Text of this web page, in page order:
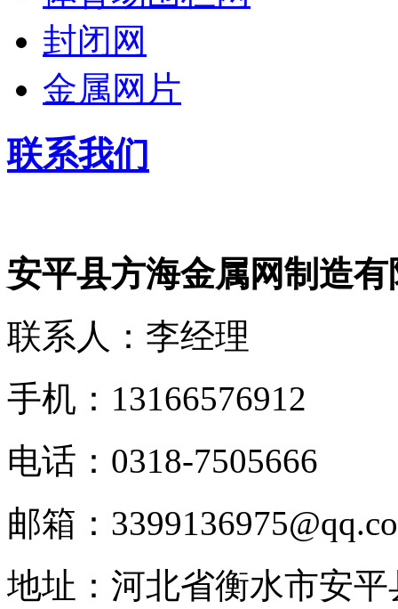
封闭网
金属网片
联系我们
安平县方海金属网制造有
联系人：李经理
手机：13166576912
电话：0318-7505666
邮箱：
地址：河北省衡水市安